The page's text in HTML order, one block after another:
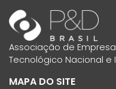
Associação de
Tecnológico Nacional e
MAPA DO SITE